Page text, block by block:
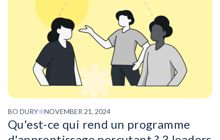
BO DURY NOVEMBER 21, 2024
Qu'est-ce qui rend un programme